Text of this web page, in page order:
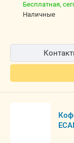
Бесплатная,
наличные